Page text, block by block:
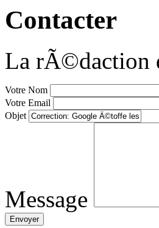
Contacter
La rÃ©daction
Votre Nom
Votre Email
Objet
Message